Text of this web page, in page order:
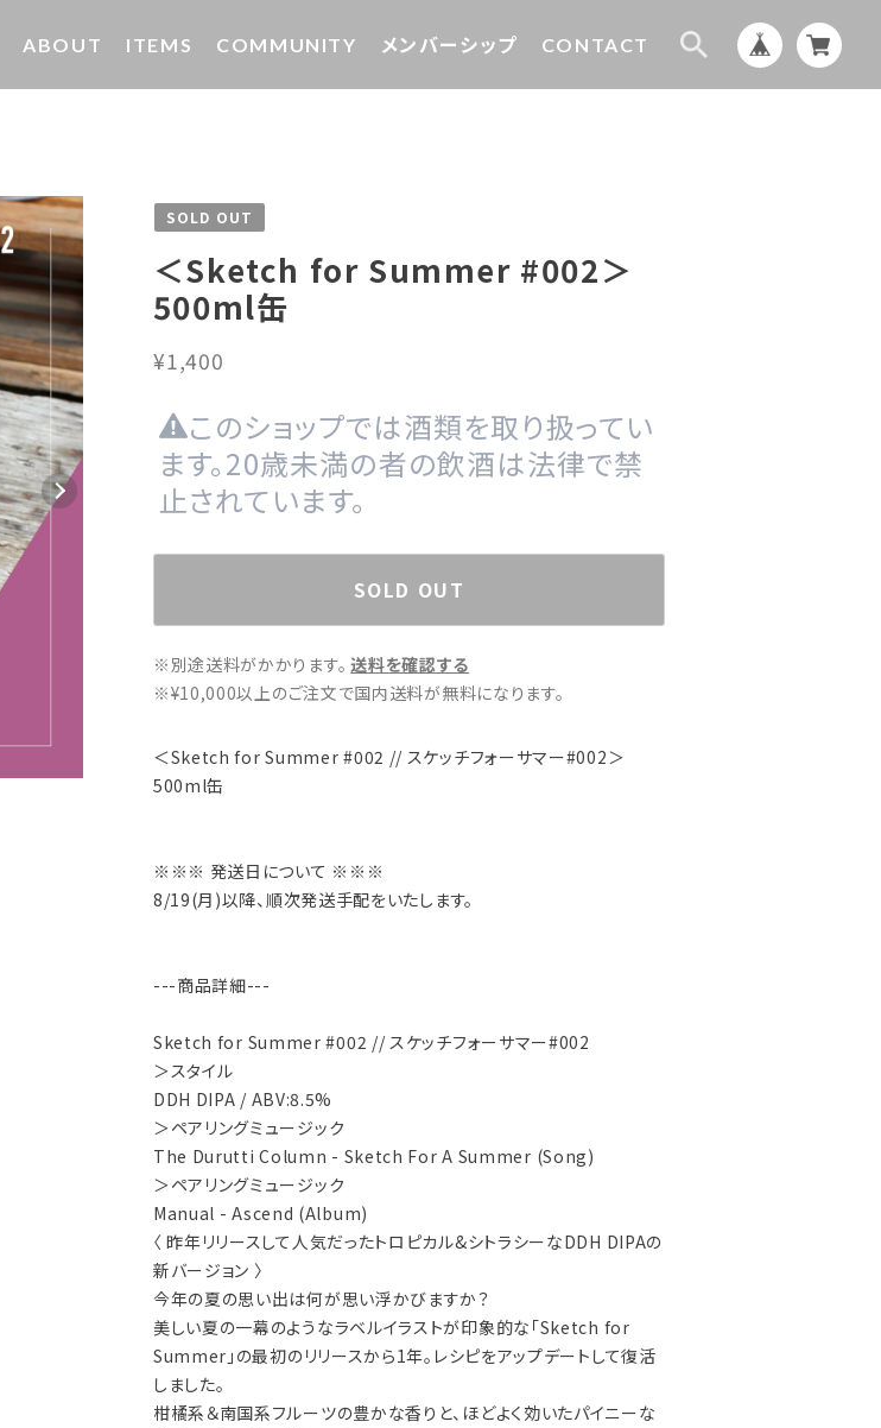
ABOUT ITEMS COMMUNITY メンバーシップ CONTACT
SOLD OUT
＜Sketch for Summer #002＞
500ml缶
¥1,400
このショップでは酒類を取り扱ってい
ます。20歳未満の者の飲酒は法律で禁
止されています。
SOLD OUT
※別途送料がかかります。 送料を確認する
※¥10,000以上のご注文で国内送料が無料になります。
＜Sketch for Summer #002 // スケッチフォーサマー#002＞
500ml缶
※※※ 発送日について ※※※
8/19(月)以降、順次発送手配をいたします。
---商品詳細---
Sketch for Summer #002 // スケッチフォーサマー#002
＞スタイル
DDH DIPA / ABV:8.5%
＞ペアリングミュージック
The Durutti Column - Sketch For A Summer (Song)
＞ペアリングミュージック
Manual - Ascend (Album)
〈 昨年リリースして人気だったトロピカル&シトラシーなDDH DIPAの
新バージョン 〉
今年の夏の思い出は何が思い浮かびますか？
美しい夏の一幕のようなラベルイラストが印象的な「Sketch for
Summer」の最初のリリースから1年。レシピをアップデートして復活
しました。
柑橘系＆南国系フルーツの豊かな香りと、ほどよく効いたパイニーな